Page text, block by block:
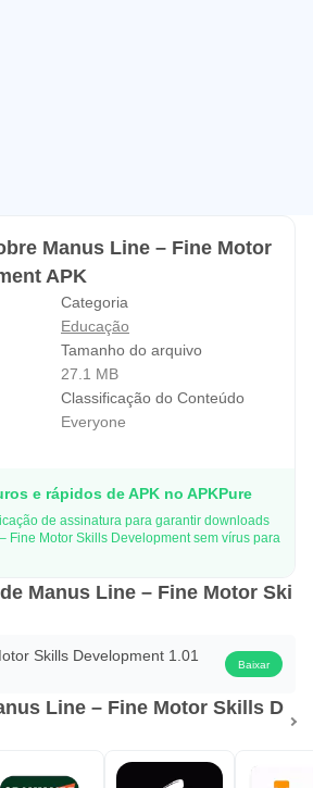
Manus Line – Fine Motor
APK
Categoria
Educação
Tamanho do arquivo
27.1 MB
Classificação do Conteúdo
Everyone
e rápidos de APK no APKPure
de assinatura para garantir downloads
Fine Motor Skills Development sem vírus para
Manus Line – Fine Motor Ski
Skills Development 1.01 Baixar
Line – Fine Motor Skills D